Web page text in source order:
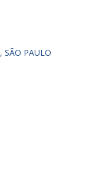
SÃO PAULO